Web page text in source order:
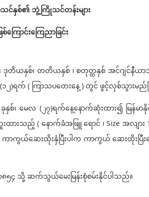
သင်နှစ်၏ ဘွဲ့ကြိုသင်တန်းများ
ကြောင်းကြေညာခြင်း
တိယနှစ်၊ တတိယနှစ် ၊ စတုတ္ထနှစ် အင်ဂျင်နီယာ
၂)ရက် ( ကြာသပတေးနေ့ ) တွင် ဖွင့်လှစ်သွားမည်
မေလ (၂၇)ရက်နေ့နောက်ဆုံးထား၍ မြန်မာနို
ည့် ( နောက်ခံအဖြူ ရောင် ၊ Size အလျား
-၁၉ ကာကွယ်ဆေးထိုးနှံပြီးပါက ကာကွယ် ဆေးထို
၅၄ သို့ ဆက်သွယ်မေးမြန်းစုံစမ်းနိုင်ပါသည်။